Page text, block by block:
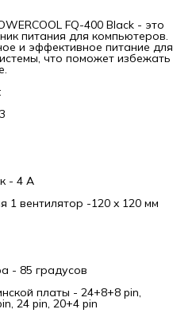
FQ-400 Black - это
питания для компьютеров.
и эффективное питание для
что поможет избежать
- 4 А
1 вентилятор -120 x 120 мм
- 85 градусов
платы - 24+8+8 pin,
24 pin, 20+4 pin